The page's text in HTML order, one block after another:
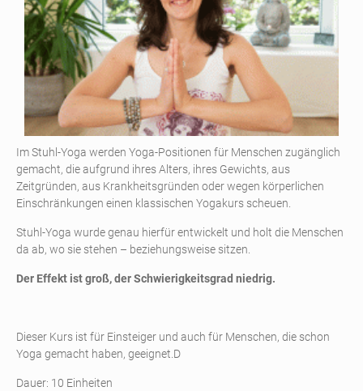
Im Stuhl-Yoga werden Yoga-Positionen für Menschen zugänglich
gemacht, die aufgrund ihres Alters, ihres Gewichts, aus
Zeitgründen, aus Krankheitsgründen oder wegen körperlichen
Einschränkungen einen klassischen Yogakurs scheuen.
Stuhl-Yoga wurde genau hierfür entwickelt und holt die Menschen
da ab, wo sie stehen – beziehungsweise sitzen.
Der Effekt ist groß, der Schwierigkeitsgrad niedrig.
Dieser Kurs ist für Einsteiger und auch für Menschen, die schon
Yoga gemacht haben, geeignet.D
Dauer: 10 Einheiten